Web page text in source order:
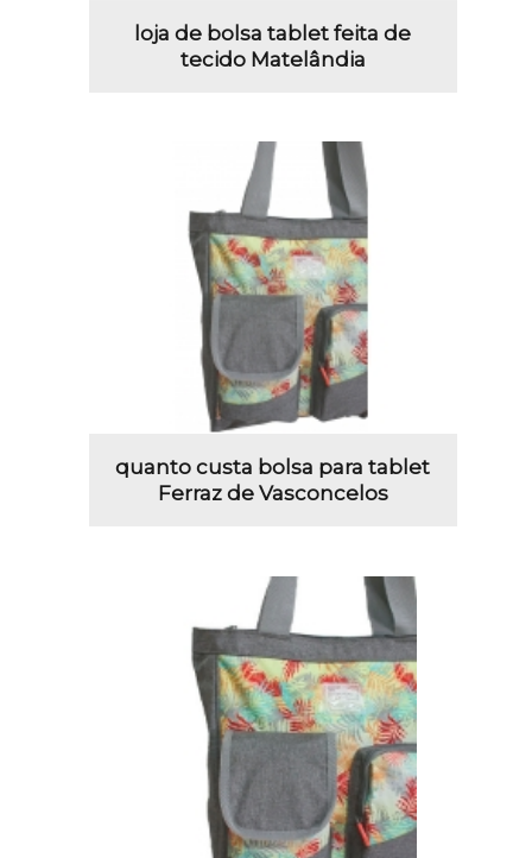
loja de bolsa tablet feita de
tecido Matelândia
quanto custa bolsa para tablet
Ferraz de Vasconcelos